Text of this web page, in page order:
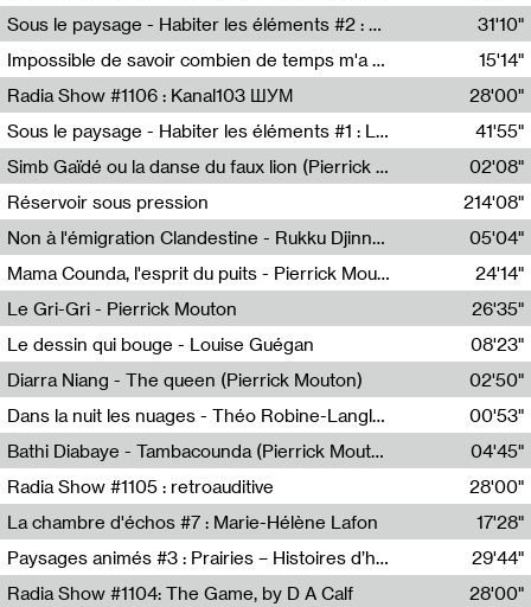
Radio Helsinki
Sous le paysage - Habiter les éléments #2 : Vers le tournant élémentaire
Nastassja Martin
31'10"
Impossible de savoir combien de temps m'a échappé
Mélanie Blaison,Mateo Cuin
15'14"
Radia Show #1106 : Kanal103 ШУМ
Kanal103
28'00"
Sous le paysage - Habiter les éléments #1 : Les éléments et les débordements du vivant
Nastassja Martin
41'55"
Simb Gaïdé ou la danse du faux lion (Pierrick Mouton)
Pierrick Mouton,Simb Gaïdé
02'08"
Réservoir sous pression
214'08"
Non à l'émigration Clandestine - Rukku Djinne Squad (Eden Tinto Collins)
Eden Tinto Collins,Rukku Djinne
05'04"
Mama Counda, l'esprit du puits - Pierrick Mouton
Pierrick Mouton
24'14"
Le Gri-Gri - Pierrick Mouton
Pierrick Mouton
26'35"
Le dessin qui bouge - Louise Guégan
Louise Guégan
08'23"
Diarra Niang - The queen (Pierrick Mouton)
Pierrick Mouton,Diarra Niang
02'50"
Dans la nuit les nuages - Théo Robine-Langlois
Théo Robine-Langlois,LD Beat
00'53"
Bathi Diabaye - Tambacounda (Pierrick Mouton)
Pierrick Mouton,Bathi Diabaye
04'45"
Radia Show #1105 : retroauditive
Soundart Radio
28'00"
La chambre d'échos #7 : Marie-Hélène Lafon
Revue Les Chambres,Marie-Hélène Lafon
17'28"
Paysages animés #3 : Prairies – Histoires d’herbes et d’humains
Anne Simon
29'44"
Radia Show #1104: The Game, by D A Calf
28'00"